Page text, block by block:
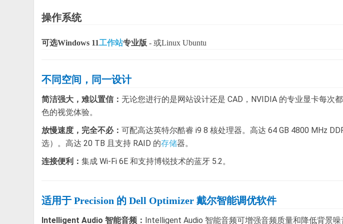
操作系统
可选Windows 11工作站专业版 - 或Linux Ubuntu
不同空间，同一设计
简洁强大，难以置信：无论您进行的是网站设计还是 CAD，NVIDIA 的专业显卡每次
色的视觉体验。
放慢速度，完全不必：可配高达英特尔酷睿 i9 8 核处理器。高达 64 GB 4800 MHz
选）。高达 20 TB 且支持 RAID 的存储器。
连接便利：集成 Wi-Fi 6E 和支持博锐技术的蓝牙 5.2。
适用于 Precision 的 Dell Optimizer 戴尔智能调优软件
Intelligent Audio 智能音频： Intelligent Audio 智能音频可增强音频质量和降低背景